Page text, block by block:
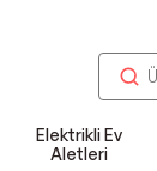
Elektrikli Ev
Aletleri